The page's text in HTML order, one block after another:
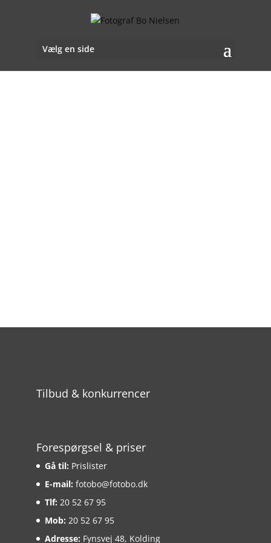
Vælg en side
Tilbud & konkurrencer
Forespørgsel & priser
Gå til: Prislister
E-mail: fotobo@fotobo.dk
Tlf: 20 52 67 95
Mob: 20 52 67 95
Adresse: Fynsvej 48, Kolding